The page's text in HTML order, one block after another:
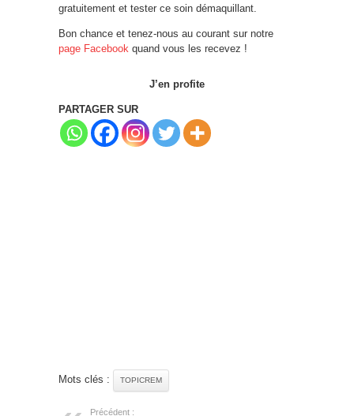
gratuitement et tester ce soin démaquillant.
Bon chance et tenez-nous au courant sur notre
page Facebook quand vous les recevez !
J’en profite
PARTAGER SUR
Mots clés : TOPICREM
Précédent :